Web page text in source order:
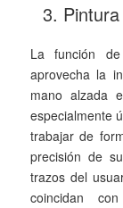
3.
La función
aprovecha la
mano alzada
especialmente
trabajar de
precisión de
trazos del
coincidan